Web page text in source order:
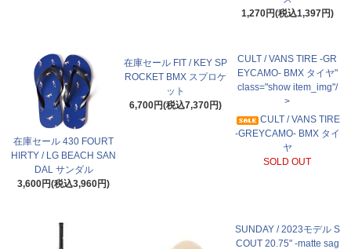
1,270円(税込1,397円)
在庫セール 430 FOURT
HIRTY / LG BEACH SAN
DAL サンダル
3,600円(税込3,960円)
在庫セール FIT / KEY SP
ROCKET BMX スプロケ
ット
6,700円(税込7,370円)
CULT / VANS TIRE -GR
EYCAMO- BMX タイヤ"
class="show item_img"/
>
CULT / VANS TIRE
-GREYCAMO- BMX タイ
ヤ
SOLD OUT
SUNDAY / 2023モデル S
COUT 20.75" -matte sag